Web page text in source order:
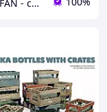
MODELFAN - сборные пластиковые модели и товары для моделирования